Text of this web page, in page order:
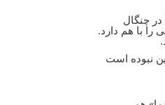
چنگال
با هم دارد.
نبوده است